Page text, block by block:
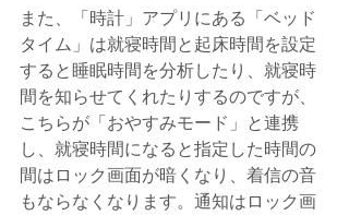
また、「時計」アプリにある「ベッド
タイム」は就寝時間と起床時間を設定
すると睡眠時間を分析したり、就寝時
間を知らせてくれたりするのですが、
こちらが「おやすみモード」と連携
し、就寝時間になると指定した時間の
間はロック画面が暗くなり、着信の音
もならなくなります。通知はロック画